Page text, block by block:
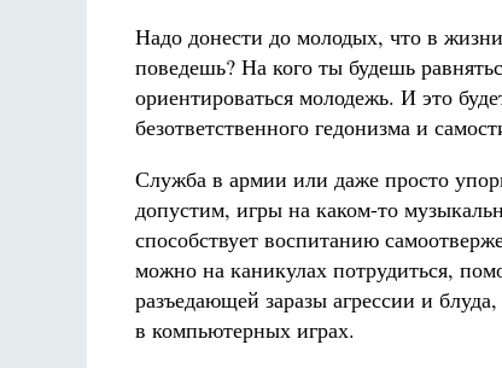
Надо донести до молодых, что в
поведешь? На кого ты будешь
ориентироваться молодежь. И это
безответственного гедонизма и
Служба в армии или даже просто
допустим, игры на каком-то
способствует воспитанию
можно на каникулах потрудиться,
разъедающей заразы агрессии и
в компьютерных играх.